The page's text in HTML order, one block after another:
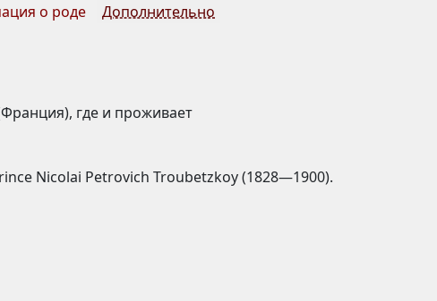
о роде Дополнительно
где и проживает
Nicolai Petrovich Troubetzkoy (1828—1900).